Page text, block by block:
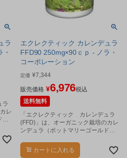
ラ
ラ
レ
で
エクレクティック カレンデュラ
FFD90 250mg×90ｃｐ - ノラ・
コーポレーション
定価 ¥7,344
販売価格 ¥6,976税込
送料無料
「エクレクティック カレンデュラ
(FFD)」は、オーガニック栽培のカレ
ンデュラ（ポットマリーゴールド、
カプセルタイプのハーブ加工製品で
す。
カートに入れる